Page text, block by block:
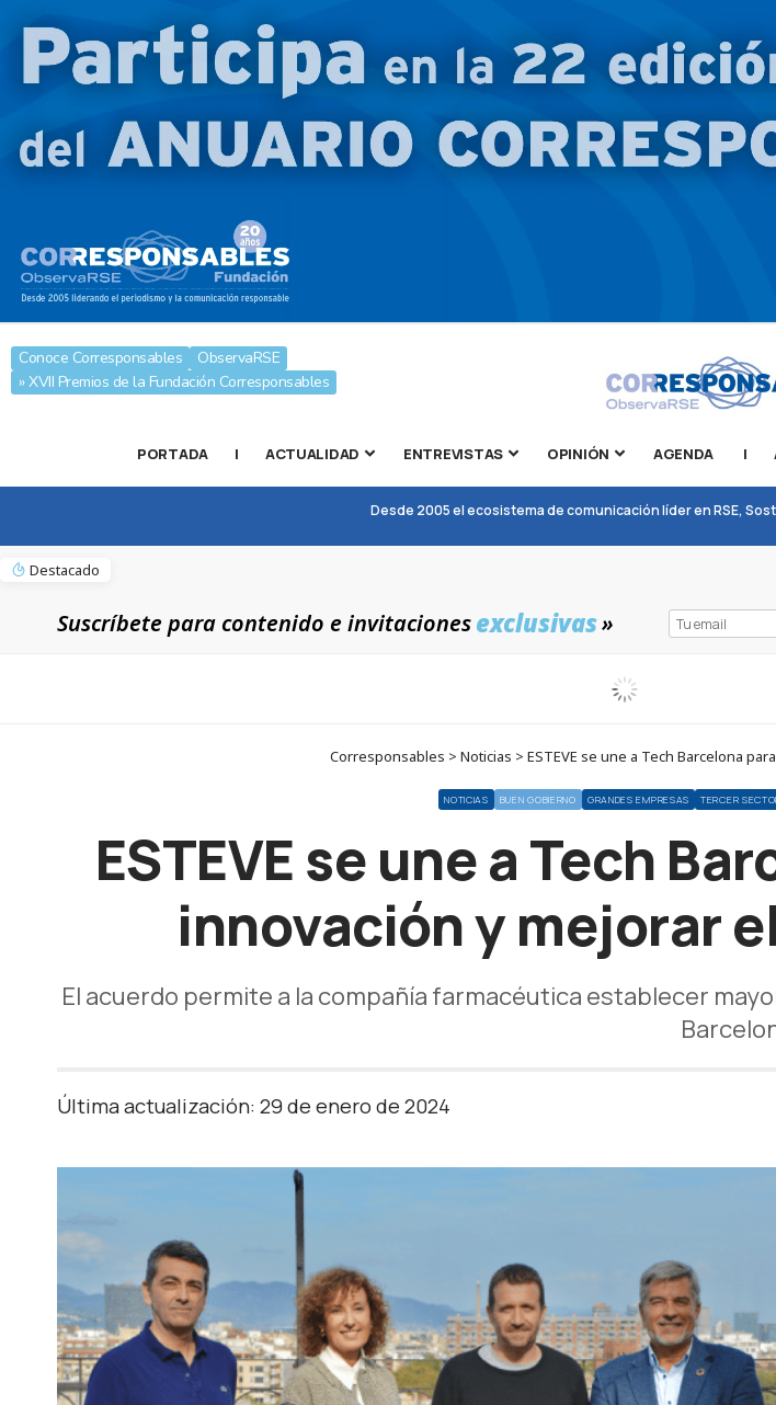
Conoce Corresponsables
ObservaRSE
» XVII Premios de la Fundación Corresponsables
PORTADA | ACTUALIDAD ENTREVISTAS OPINIÓN AGENDA |
Desde 2005 el ecosistema de comunicación líder en RSE,
Destacado
Suscríbete para contenido e invitacionesexclusivas»
Corresponsables > Noticias > ESTEVE se une a Tech Barcelona
NOTICIAS BUEN GOBIERNO GRANDES EMPRESAS TERCER
ESTEVE se une a Tech
innovación y mejorar
El acuerdo permite a la compañía farmacéutica establecer
Última actualización: 29 de enero de 2024